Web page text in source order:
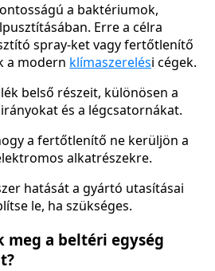
a baktériumok,
Erre a célra
spray-ket vagy fertőtlenítő
a modern klímaszerelési cégek.
belső részeit, különösen a
és a légcsatornákat.
a fertőtlenítő ne kerüljön a
alkatrészekre.
hatását a gyártó utasításai
le, ha szükséges.
meg a beltéri egység